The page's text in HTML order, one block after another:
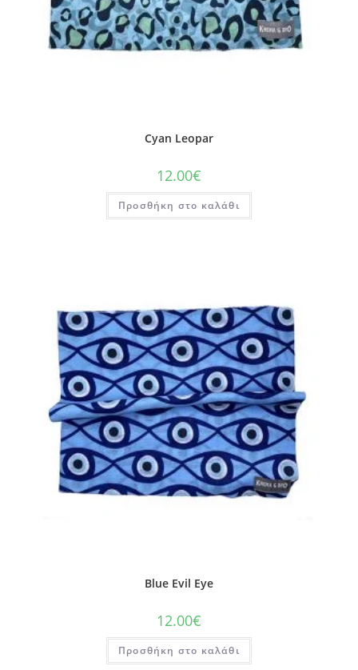
Cyan Leopar
12.00€
Προσθήκη στο καλάθι
Blue Evil Eye
12.00€
Προσθήκη στο καλάθι